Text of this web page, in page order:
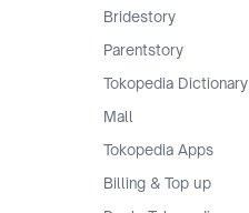
Bridestory
Parentstory
Tokopedia Dictionary
Mall
Tokopedia Apps
Billing & Top up